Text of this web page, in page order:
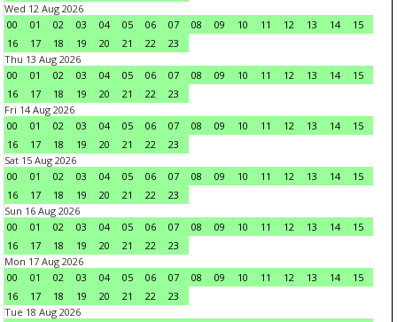
Wed 12 Aug 2026
00
01 02 03 04 05 06 07 08 09 10 11 12 13 14
15
16
17 18 19 20 21 22
23
Thu 13 Aug 2026
00
01 02 03 04 05 06 07 08 09 10 11 12 13 14
15
16
17 18 19 20 21 22
23
Fri 14 Aug 2026
00
01 02 03 04 05 06 07 08 09 10 11 12 13 14
15
16
17 18 19 20 21 22
23
Sat 15 Aug 2026
00
01 02 03 04 05 06 07 08 09 10 11 12 13 14
15
16
17 18 19 20 21 22
23
Sun 16 Aug 2026
00
01 02 03 04 05 06 07 08 09 10 11 12 13 14
15
16
17 18 19 20 21 22
23
Mon 17 Aug 2026
00
01 02 03 04 05 06 07 08 09 10 11 12 13 14
15
16
17 18 19 20 21 22
23
Tue 18 Aug 2026